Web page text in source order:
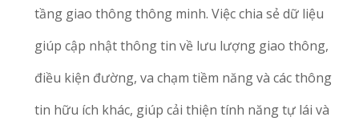
tầng giao thông thông minh. Việc chia sẻ dữ liệu
giúp cập nhật thông tin về lưu lượng giao thông,
điều kiện đường, va chạm tiềm năng và các thông
tin hữu ích khác, giúp cải thiện tính năng tự lái và